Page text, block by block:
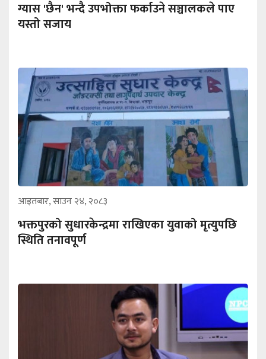
ग्यास 'छैन' भन्दै उपभोक्ता फर्काउने सञ्चालकले पाए
यस्तो सजाय
आइतबार, साउन २४, २०८३
भक्तपुरको सुधारकेन्द्रमा राखिएका युवाको मृत्युपछि
स्थिति तनावपूर्ण